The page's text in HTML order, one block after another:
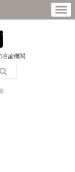
言論機関